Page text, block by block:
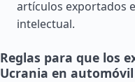
artículos exportados
intelectual.
Reglas para que los
Ucrania en